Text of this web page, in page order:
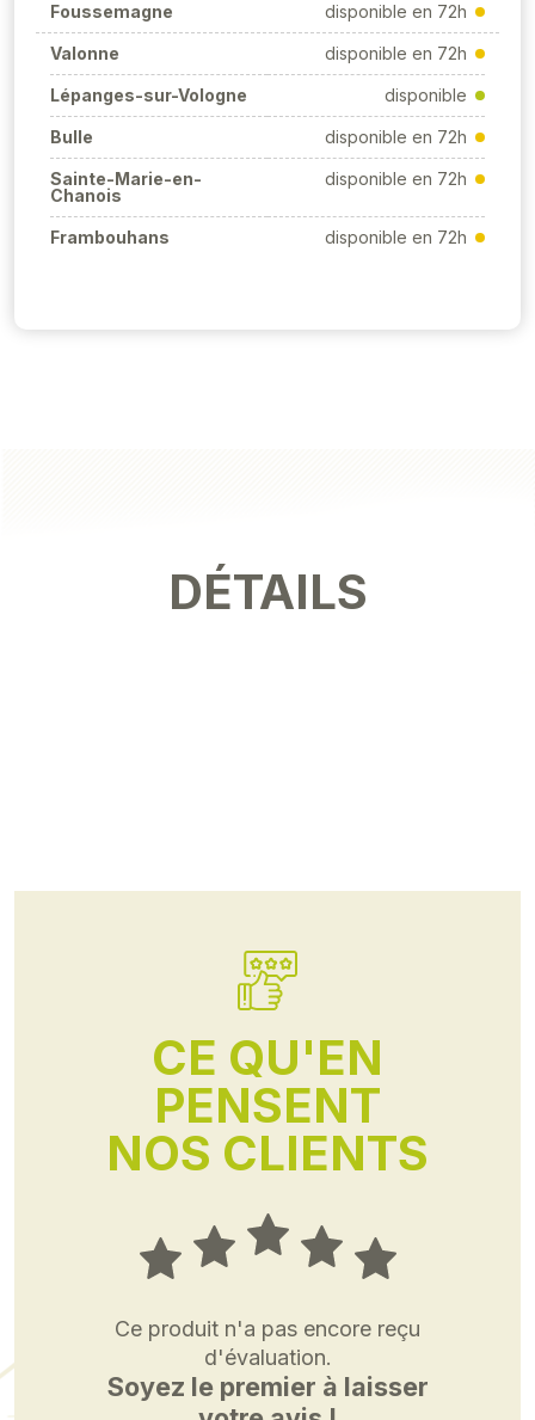
Foussemagne disponible en 72h
Valonne disponible en 72h
Lépanges-sur-Vologne disponible
Bulle disponible en 72h
Sainte-Marie-en-
Chanois
disponible en 72h
Frambouhans disponible en 72h
DÉTAILS
CE QU'EN
PENSENT
NOS CLIENTS
Ce produit n'a pas encore reçu
d'évaluation.
Soyez le premier à laisser